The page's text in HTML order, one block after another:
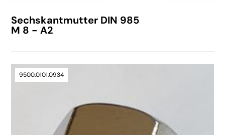
Sechskantmutter DIN 985
M 8 - A2
9500.0101.0934